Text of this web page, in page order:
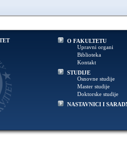
O FAKULTETU
Upravni organi
Biblioteka
Kontakt
STUDIJE
Osnovne studije
Master studije
Doktorske studije
NASTAVNICI I